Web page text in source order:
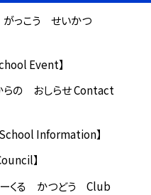
がっこう せいかつ
Event】
らの おしらせ Contact
Information】
】
さーくる かつどう Club